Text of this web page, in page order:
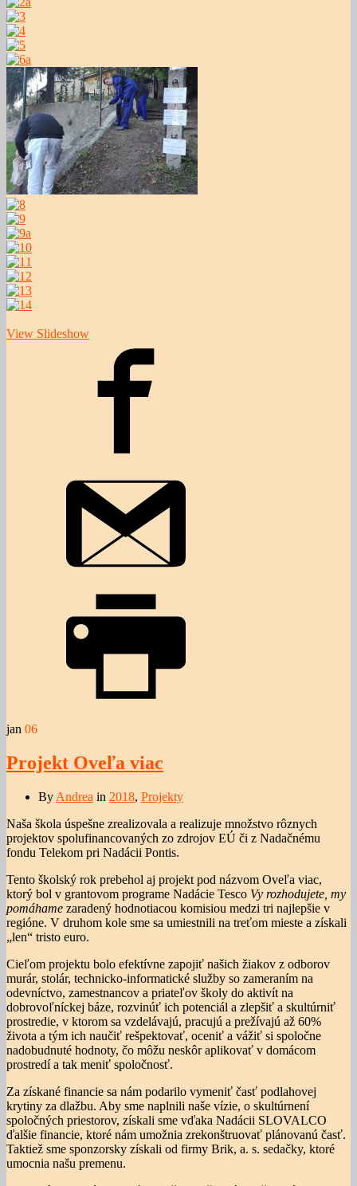
View Slideshow
jan 06
Projekt Oveľa viac
By Andrea in 2018, Projekty
Naša škola úspešne zrealizovala a realizuje množstvo rôznych
projektov spolufinancovaných zo zdrojov EÚ či z Nadačnému
fondu Telekom pri Nadácii Pontis.
Tento školský rok prebehol aj projekt pod názvom Oveľa viac,
ktorý bol v grantovom programe Nadácie Tesco Vy rozhodujete, my
pomáhame zaradený hodnotiacou komisiou medzi tri najlepšie v
regióne. V druhom kole sme sa umiestnili na treťom mieste a získali
„len“ tristo euro.
Cieľom projektu bolo efektívne zapojiť našich žiakov z odborov
murár, stolár, technicko-informatické služby so zameraním na
odevníctvo, zamestnancov a priateľov školy do aktivít na
dobrovoľníckej báze, rozvinúť ich potenciál a zlepšiť a skultúrniť
prostredie, v ktorom sa vzdelávajú, pracujú a prežívajú až 60%
života a tým ich naučiť rešpektovať, oceniť a vážiť si spoločne
nadobudnuté hodnoty, čo môžu neskôr aplikovať v domácom
prostredí a tak meniť spoločnosť.
Za získané financie sa nám podarilo vymeniť časť podlahovej
krytiny za dlažbu. Aby sme naplnili naše vízie, o skultúrnení
spoločných priestorov, získali sme vďaka Nadácii SLOVALCO
ďalšie financie, ktoré nám umožnia zrekonštruovať plánovanú časť.
Taktiež sme sponzorsky získali od firmy Brik, a. s. sedačky, ktoré
umocnia našu premenu.